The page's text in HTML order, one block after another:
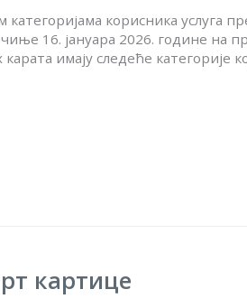
корисника услуга
16. јануара 2026. године на
имају следеће категорије
картице